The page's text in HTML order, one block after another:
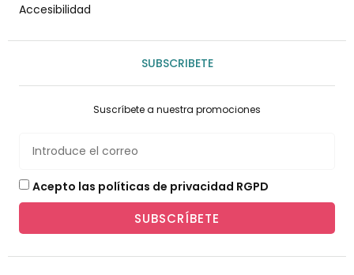
Accesibilidad
SUBSCRIBETE
Suscríbete a nuestra promociones
Acepto las políticas de privacidad RGPD
SUBSCRÍBETE